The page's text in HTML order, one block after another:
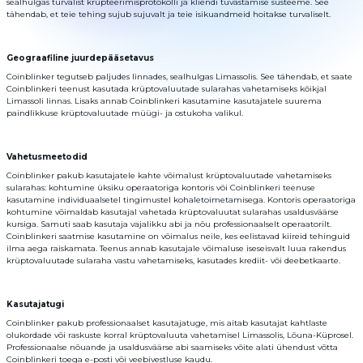
Kontaktid
Copyright
2022-
2026
CoinBlinker
Avalik
pakkumine
tähendab, et teie tehing sujub sujuvalt ja teie isikuandmeid hoitakse turvaliselt.
Geograafiline juurdepääsetavus
Coinblinker tegutseb paljudes linnades, sealhulgas Limassolis. See tähendab, et saate
Coinblinkeri teenust kasutada krüptovaluutade sularahas vahetamiseks kõikjal
Limassoli linnas. Lisaks annab Coinblinkeri kasutamine kasutajatele suurema
paindlikkuse krüptovaluutade müügi- ja ostukoha valikul.
Vahetusmeetodid
Coinblinker pakub kasutajatele kahte võimalust krüptovaluutade vahetamiseks
sularahas: kohtumine üksiku operaatoriga kontoris või Coinblinkeri teenuse
kasutamine individuaalsetel tingimustel kohaletoimetamisega. Kontoris operaatoriga
kohtumine võimaldab kasutajal vahetada krüptovaluutat sularahas usaldusväärse
kursiga. Samuti saab kasutaja vajalikku abi ja nõu professionaalselt operaatorilt.
Coinblinkeri saatmise kasutamine on võimalus neile, kes eelistavad kiireid tehinguid
ilma aega raiskamata. Teenus annab kasutajale võimaluse iseseisvalt luua rakendus
krüptovaluutade sularaha vastu vahetamiseks, kasutades krediit- või deebetkaarte.
Kasutajatugi
Coinblinker pakub professionaalset kasutajatuge, mis aitab kasutajat kahtlaste
olukordade või raskuste korral krüptovaluuta vahetamisel Limassolis, Lõuna-Küprosel.
Professionaalse nõuande ja usaldusväärse abi saamiseks võite alati ühendust võtta
Coinblinkeri toega e-posti või veebivestluse kaudu.